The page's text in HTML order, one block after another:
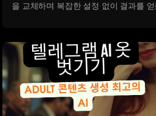
을 교체하며 복잡한 설정 없이 결과를